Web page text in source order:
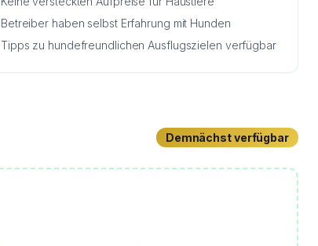
Betreiber haben selbst Erfahrung mit Hunden
Tipps zu hundefreundlichen Ausflugszielen verfügbar
Demnächst verfügbar